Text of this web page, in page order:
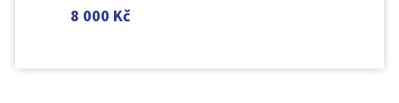
8 000 Kč